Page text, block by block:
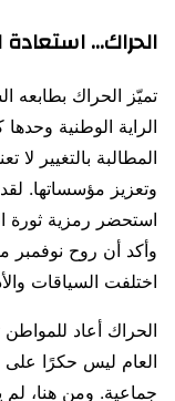
الحراك…
تميّز الحراك بطابعه
الراية الوطنية
المطالبة بالتغيير
وتعزيز مؤسساتها.
استحضر رمزية ثورة
وأكد أن روح نوفمبر
اختلفت السياقات
الحراك أعاد
العام ليس حكرًا
جماعية. ومن هنا،